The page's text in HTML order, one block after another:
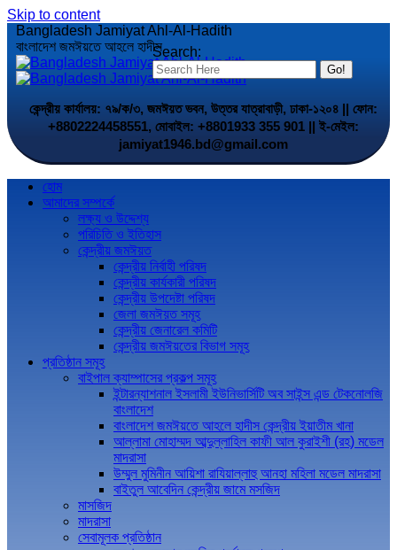
Skip to content
Search:
Bangladesh Jamiyat Ahl-Al-Hadith
বাংলাদেশ জমঈয়তে আহলে হাদীস
কেন্দ্রীয় কার্যালয়: ৭৯/ক/৩, জমঈয়ত ভবন, উত্তর যাত্রাবাড়ী, ঢাকা-১২০৪ || ফোন:
+8802224458551, মোবাইল: +8801933 355 901 || ই-মেইল:
jamiyat1946.bd@gmail.com
হোম
আমাদের সম্পর্কে
লক্ষ্য ও উদ্দেশ্য
পরিচিতি ও ইতিহাস
কেন্দ্রীয় জমঈয়ত
কেন্দ্রীয় নির্বাহী পরিষদ
কেন্দ্রীয় কার্যকারী পরিষদ
কেন্দ্রীয় উপদেষ্টা পরিষদ
জেলা জমঈয়ত সমূহ
কেন্দ্রীয় জেনারেল কমিটি
কেন্দ্রীয় জমঈয়তের বিভাগ সমূহ
প্রতিষ্ঠান সমূহ
বাইপাল ক্যাম্পাসের প্রকল্প সমূহ
ইন্টারন্যাশনাল ইসলামী ইউনিভার্সিটি অব সাইন্স এন্ড টেকনোলজি
বাংলাদেশ
বাংলাদেশ জমঈয়তে আহলে হাদীস কেন্দ্রীয় ইয়াতীম খানা
আল্লামা মোহাম্মদ আব্দুল্লাহিল কাফী আল কুরাইশী (রহ) মডেল
মাদরাসা
উম্মুল মুমিনীন আয়িশা রাযিয়াল্লাহু আনহা মহিলা মডেল মাদরাসা
বাইতুল আবেদিন কেন্দ্রীয় জামে মসজিদ
মাসজিদ
মাদরাসা
সেবামূলক প্রতিষ্ঠান